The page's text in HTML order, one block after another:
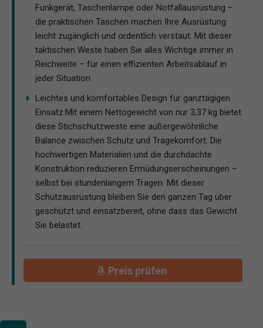
Funkgerät, Taschenlampe oder Notfallausrüstung –
die praktischen Taschen machen Ihre Ausrüstung
leicht zugänglich und ordentlich verstaut. Mit dieser
taktischen Weste haben Sie alles Wichtige immer in
Reichweite – für einen effizienten Arbeitsablauf in
jeder Situation.
Leichtes und komfortables Design für ganztägigen
Einsatz:Mit einem Nettogewicht von nur 3,37 kg bietet
diese Stichschutzweste eine außergewöhnliche
Balance zwischen Schutz und Tragekomfort. Die
hochwertigen Materialien und die durchdachte
Konstruktion reduzieren Ermüdungserscheinungen –
selbst bei stundenlangem Tragen. Mit dieser
Schutzausrüstung bleiben Sie den ganzen Tag über
geschützt und einsatzbereit, ohne dass das Gewicht
Sie belastet.
Preis prüfen